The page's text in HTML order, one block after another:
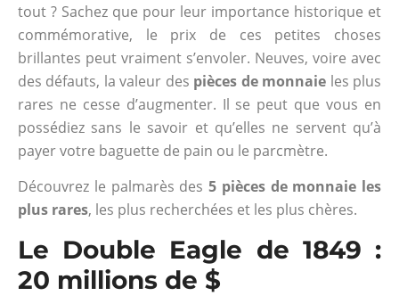
tout ? Sachez que pour leur importance historique et
commémorative, le prix de ces petites choses
brillantes peut vraiment s’envoler. Neuves, voire avec
des défauts, la valeur des pièces de monnaie les plus
rares ne cesse d’augmenter. Il se peut que vous en
possédiez sans le savoir et qu’elles ne servent qu’à
payer votre baguette de pain ou le parcmètre.
Découvrez le palmarès des 5 pièces de monnaie les
plus rares, les plus recherchées et les plus chères.
Le Double Eagle de 1849 :
20 millions de $